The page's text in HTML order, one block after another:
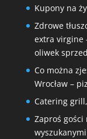
Kupony na
Zdrowe
extra virgine
oliwek
Co można
Wrocław –
Catering
Zaproś